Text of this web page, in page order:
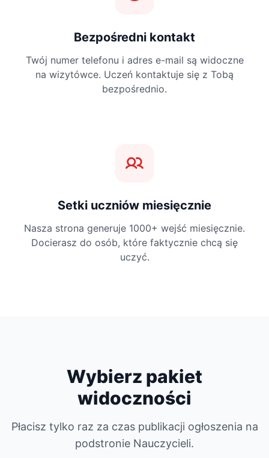
Bezpośredni kontakt
Twój numer telefonu i adres e-mail są widoczne
na wizytówce. Uczeń kontaktuje się z Tobą
bezpośrednio.
Setki uczniów miesięcznie
Nasza strona generuje 1000+ wejść miesięcznie.
Docierasz do osób, które faktycznie chcą się
uczyć.
Wybierz pakiet
widoczności
Płacisz tylko raz za czas publikacji ogłoszenia na
podstronie Nauczycieli.